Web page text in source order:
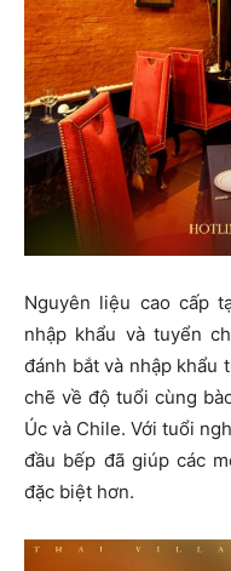
Nguyên liệu cao cấp
nhập khẩu và tuyển
đánh bắt và nhập khẩu
chẽ về độ tuổi cùng
Úc và Chile. Với tuổi
đầu bếp đã giúp các
đặc biệt hơn.